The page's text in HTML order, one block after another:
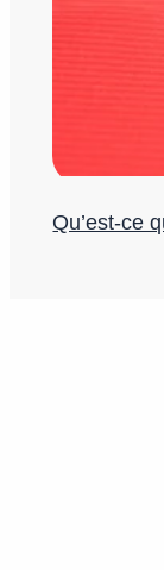
Qu’est-ce